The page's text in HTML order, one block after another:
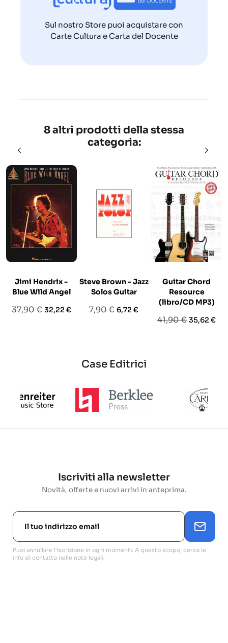
Sul nostro Store puoi acquistare con
Carte Cultura e Carta del Docente
8 altri prodotti della stessa
categoria:
Jimi Hendrix -
Blue Wild Angel
Prezzo
37,90 € Prezzo
32,22 €
Steve Brown - Jazz
Solos Guitar
Prezzo
7,90 € Prezzo
6,72 €
Guitar Chord
Resource
(libro/CD MP3)
Prezzo
41,90 € Prezzo
35,62 €
Case Editrici
Iscriviti alla newsletter
Novità, offerte e nuovi arrivi in anteprima.
Puoi annullare l'iscrizione in ogni momenti. A questo scopo, cerca le
info di contatto nelle note legali.